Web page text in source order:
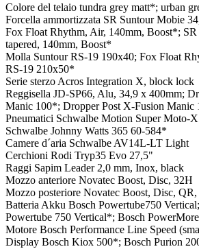
Colore del telaio tundra grey matt*; urban
Forcella ammortizzata SR Suntour Mobie
Fox Float Rhythm, Air, 140mm, Boost*;
tapered, 140mm, Boost*
Molla Suntour RS-19 190x40; Fox Float
RS-19 210x50*
Serie sterzo Acros Integration X, block lock
Reggisella JD-SP66, Alu, 34,9 x 400mm;
Manic 100*; Dropper Post X-Fusion Manic
Pneumatici Schwalbe Motion Super Moto-
Schwalbe Johnny Watts 365 60-584*
Camere d´aria Schwalbe AV14L-LT Light
Cerchioni Rodi Tryp35 Evo 27,5"
Raggi Sapim Leader 2,0 mm, Inox, black
Mozzo anteriore Novatec Boost, Disc, 32H
Mozzo posteriore Novatec Boost, Disc,
Batteria Akku Bosch Powertube750
Powertube 750 Vertical*; Bosch
Motore Bosch Performance Line Speed
Display Bosch Kiox 500*; Bosch Purion